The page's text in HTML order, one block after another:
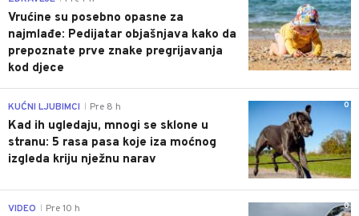
Vrućine su posebno opasne za
najmlađe: Pedijatar objašnjava kako da
prepoznate prve znake pregrijavanja
kod djece
0
KUĆNI LJUBIMCI Pre 8 h
Kad ih ugledaju, mnogi se sklone u
stranu: 5 rasa pasa koje iza moćnog
izgleda kriju nježnu narav
0
VIDEO Pre 10 h